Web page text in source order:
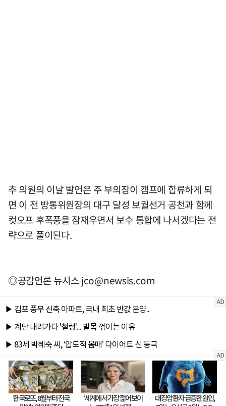
추 의원의 이날 발언은 주 부의장이 캠프에 합류하게 되
면 이 전 방통위원장의 대구 달성 보궐선거 공천과 함께
컷오프 후폭풍을 잠재우면서 보수 통합에 나서겠다는 전
략으로 풀이된다.
◎공감언론 뉴시스jco@newsis.com